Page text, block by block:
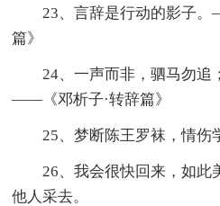
23、言辞是行动的影子
篇》
24、一声而非，驷马勿追
——《邓析子·转辞篇》
25、梦断陈王罗袜，情伤
26、我会很快回来，如此
他人采去。